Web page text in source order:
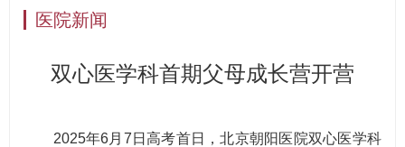
医院新闻
双心医学科首期父母成长营开营
2025年6月7日高考首日，北京朝阳医院双心医学科